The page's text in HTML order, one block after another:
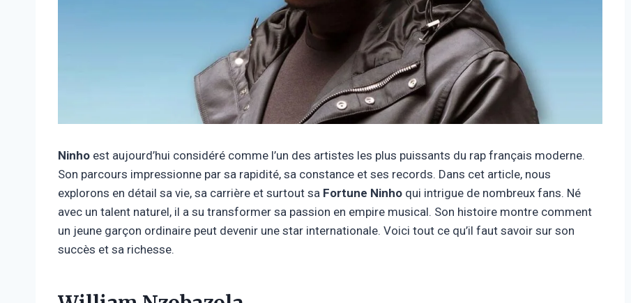
Ninho est aujourd’hui considéré comme l’un des artistes les plus puissants du rap français moderne.
Son parcours impressionne par sa rapidité, sa constance et ses records. Dans cet article, nous
explorons en détail sa vie, sa carrière et surtout sa Fortune Ninho qui intrigue de nombreux fans. Né
avec un talent naturel, il a su transformer sa passion en empire musical. Son histoire montre comment
un jeune garçon ordinaire peut devenir une star internationale. Voici tout ce qu’il faut savoir sur son
succès et sa richesse.